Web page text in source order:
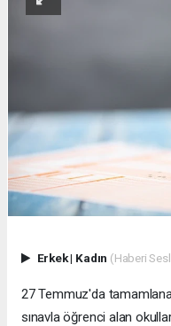
Erkek| Kadın (Haberi
27 Temmuz'da
sınavla öğrenci alan